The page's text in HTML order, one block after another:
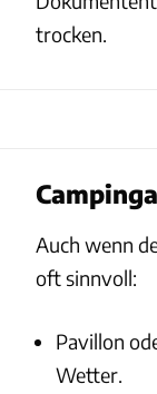
trocken.
Auch wenn
oft sinnvoll:
Pavillon
Wetter.